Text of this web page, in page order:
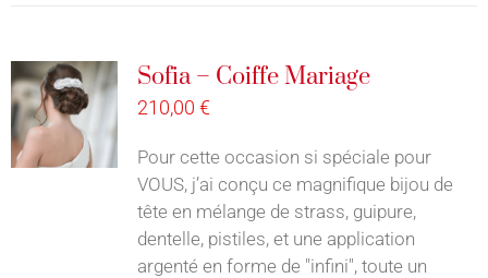
Sofia – Coiffe Mariage
210,00 €
Pour cette occasion si spéciale pour
VOUS, j’ai conçu ce magnifique bijou de
tête en mélange de strass, guipure,
dentelle, pistiles, et une application
argenté en forme de "infini", toute un